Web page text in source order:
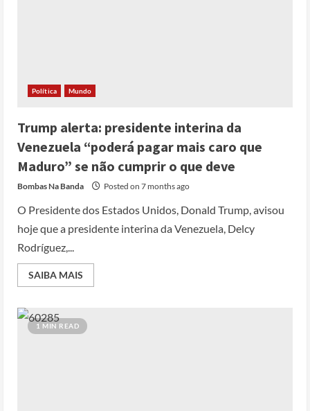
Política Mundo
Trump alerta: presidente interina da
Venezuela “poderá pagar mais caro que
Maduro” se não cumprir o que deve
Bombas Na Banda Posted on 7 months ago
O Presidente dos Estados Unidos, Donald Trump, avisou
hoje que a presidente interina da Venezuela, Delcy
Rodríguez,...
SAIBA MAIS
1 MIN READ